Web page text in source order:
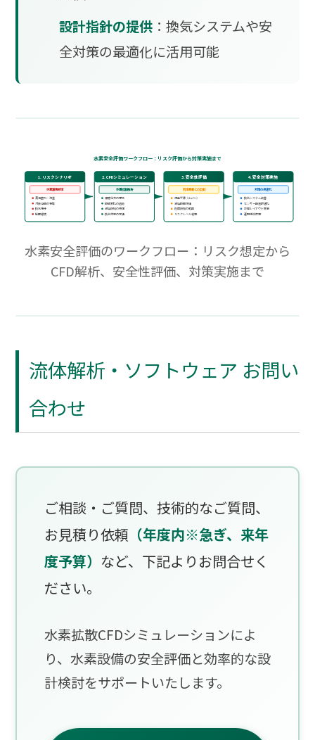
設計指針の提供：換気システムや安
全対策の最適化に活用可能
水素安全評価ワークフロー：リスク評価から対策実施まで
1. リスクシナリオ
水素漏洩想定
漏洩箇所・流量
対象空間の特性
換気条件
周囲環境
2. CFDシミュレーション
水素拡散解析
濃度分布の予測
時間変化の追跡
滞留領域の特定
換気効果の評価
3. 安全性評価
判定基準との比較
爆発下限（4vol%）
滞留時間評価
危険領域の範囲
リスクレベル判定
4. 安全対策実施
対策の最適化
換気システム改善
センサー配置最適化
設備レイアウト変更
運用手順策定
水素安全評価のワークフロー：リスク想定から
CFD解析、安全性評価、対策実施まで
流体解析・ソフトウェア お問い
合わせ
ご相談・ご質問、技術的なご質問、
お見積り依頼 （年度内※急ぎ、来年
度予算） など、下記よりお問合せく
ださい。
水素拡散CFDシミュレーションによ
り、水素設備の安全評価と効率的な設
計検討をサポートいたします。